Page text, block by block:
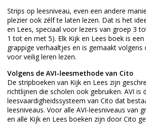
Strips op leesniveau, even een andere
plezier ook zélf te laten lezen. Dat is het
en Lees, speciaal voor lezers van groep 3
1 tot en met 5). Elk Kijk en Lees boek is
grappige verhaaltjes en is gemaakt volgens
voor veilig leren lezen.
Volgens de AVI-leesmethode van Cito
De stripboeken van Kijk en Lees zijn
richtlijnen die scholen ook gebruiken. AVI is
leesvaardigheidssysteem van Cito dat
leesniveaus. Voor alle AVI-leesniveaus van
en alle Kijk en Lees boeken zijn door Cito